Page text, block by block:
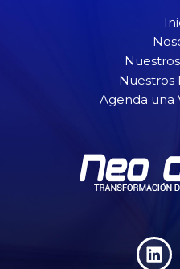
Nuestros
Agenda una
L
i